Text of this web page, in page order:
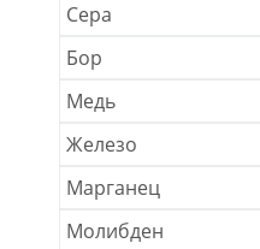
Сера
Бор
Медь
Железо
Марганец
Молибден